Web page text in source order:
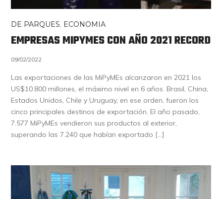
DE PARQUES, ECONOMIA
EMPRESAS MIPYMES CON AÑO 2021 RECORD
09/02/2022
Las exportaciones de las MiPyMEs alcanzaron en 2021 los
US$10.800 millones, el máximo nivel en 6 años. Brasil, China,
Estados Unidos, Chile y Uruguay, en ese orden, fueron los
cinco principales destinos de exportación. El año pasado,
7.577 MiPyMEs vendieron sus productos al exterior,
superando las 7.240 que habían exportado […]